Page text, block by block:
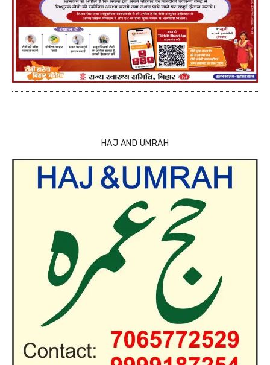
HAJ AND UMRAH